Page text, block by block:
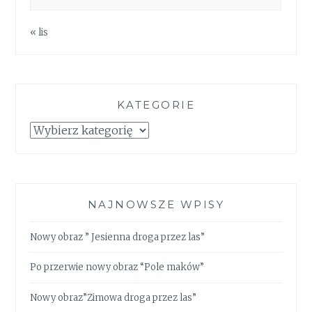
« lis
KATEGORIE
Kategorie
NAJNOWSZE WPISY
Nowy obraz ” Jesienna droga przez las”
Po przerwie nowy obraz “Pole maków”
Nowy obraz”Zimowa droga przez las”